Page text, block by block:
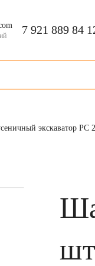
7 921 889 84
экскаватор PC